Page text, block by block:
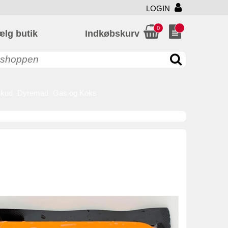
LOGIN
butik Indkøbskurv
0